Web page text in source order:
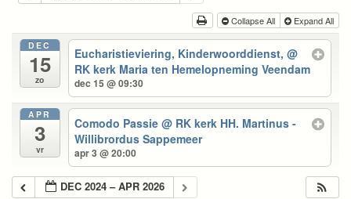
Collapse All Expand All
DEC
15
zo
Eucharistieviering, Kinderwoorddienst,@
RK kerk Maria ten Hemelopneming Veendam
dec 15 @ 09:30
APR
3
vr
Comodo Passie@ RK kerk HH. Martinus -
Willibrordus Sappemeer
apr 3 @ 20:00
DEC 2024 – APR 2026